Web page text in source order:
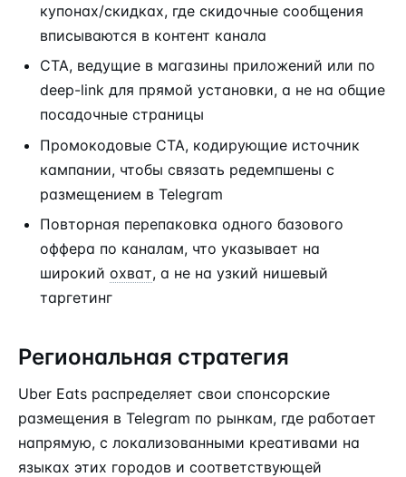
купонах/скидках, где скидочные сообщения
вписываются в контент канала
CTA, ведущие в магазины приложений или по
deep-link для прямой установки, а не на общие
посадочные страницы
Промокодовые CTA, кодирующие источник
кампании, чтобы связать редемпшены с
размещением в Telegram
Повторная перепаковка одного базового
оффера по каналам, что указывает на
широкий охват, а не на узкий нишевый
таргетинг
Региональная стратегия
Uber Eats распределяет свои спонсорские
размещения в Telegram по рынкам, где работает
напрямую, с локализованными креативами на
языках этих городов и соответствующей